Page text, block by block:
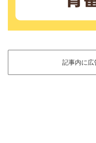
記事内に広